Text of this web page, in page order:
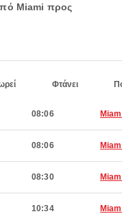
Miami προς
Φτάνει
08:06
08:06
08:30
10:34